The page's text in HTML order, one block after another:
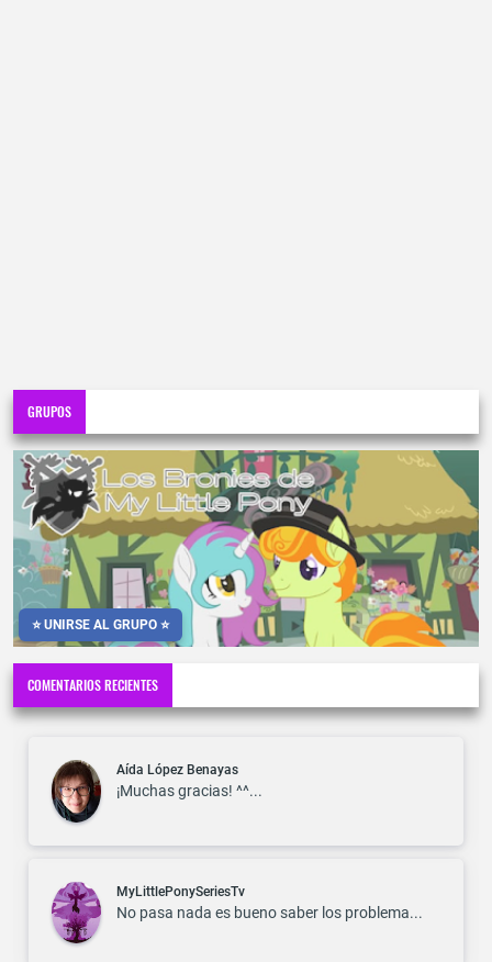
GRUPOS
⭐ UNIRSE AL GRUPO ⭐
COMENTARIOS RECIENTES
Aída López Benayas
¡Muchas gracias! ^^...
MyLittlePonySeriesTv
No pasa nada es bueno saber los problema...